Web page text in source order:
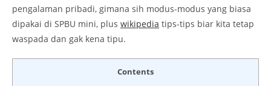
pengalaman pribadi, gimana sih modus-modus yang biasa
dipakai di SPBU mini, plus wikipedia tips-tips biar kita tetap
waspada dan gak kena tipu.
Contents